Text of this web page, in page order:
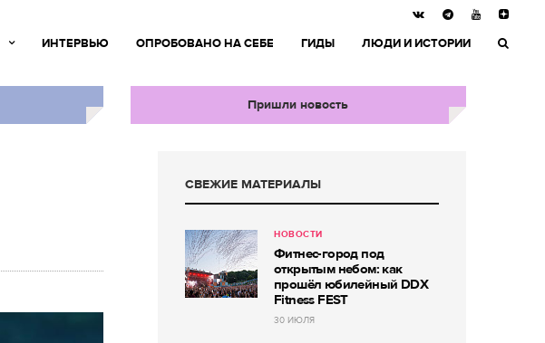
ИНТЕРВЬЮ ОПРОБОВАНО НА СЕБЕ ГИДЫ ЛЮДИ И ИСТОРИИ
Пришли новость
СВЕЖИЕ МАТЕРИАЛЫ
НОВОСТИ
Фитнес-город под
открытым небом: как
прошёл юбилейный DDX
Fitness FEST
30 ИЮЛЯ